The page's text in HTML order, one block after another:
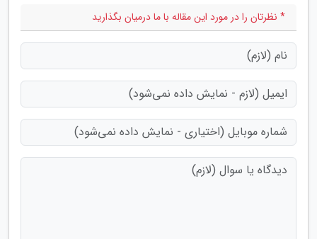
* نظرتان را در مورد این مقاله با ما درمیان بگذارید